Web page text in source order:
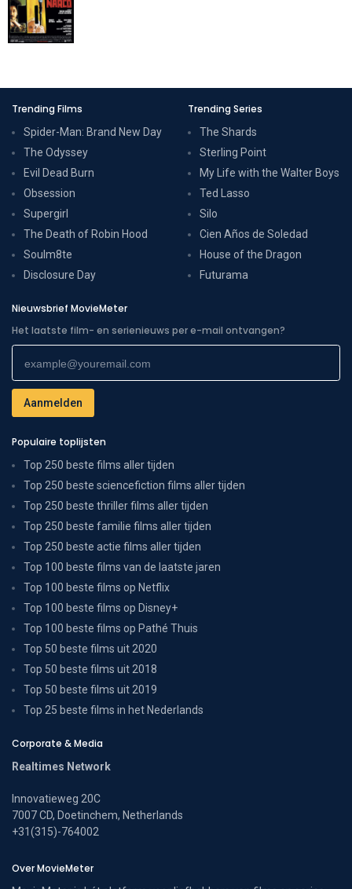
Trending Films
Spider-Man: Brand New Day
The Odyssey
Evil Dead Burn
Obsession
Supergirl
The Death of Robin Hood
Soulm8te
Disclosure Day
Trending Series
The Shards
Sterling Point
My Life with the Walter Boys
Ted Lasso
Silo
Cien Años de Soledad
House of the Dragon
Futurama
Nieuwsbrief MovieMeter
Het laatste film- en serienieuws per e-mail ontvangen?
Populaire toplijsten
Top 250 beste films aller tijden
Top 250 beste sciencefiction films aller tijden
Top 250 beste thriller films aller tijden
Top 250 beste familie films aller tijden
Top 250 beste actie films aller tijden
Top 100 beste films van de laatste jaren
Top 100 beste films op Netflix
Top 100 beste films op Disney+
Top 100 beste films op Pathé Thuis
Top 50 beste films uit 2020
Top 50 beste films uit 2018
Top 50 beste films uit 2019
Top 25 beste films in het Nederlands
Corporate & Media
Realtimes Network
Innovatieweg 20C
7007 CD, Doetinchem, Netherlands
+31(315)-764002
Over MovieMeter